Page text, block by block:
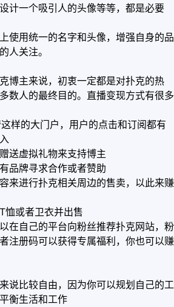
计一个吸引人的头像等等，都是必要
使用统一的名字和头像，增强自身的品
人关注。
博主来说，初衷一定都是对扑克的热
数人的最终目的。直播变现方式有很多
样的大门户，用户的点击和订阅都有
送虚拟礼物来支持博主
品牌寻求合作或者赞助
来进行扑克相关周边的售卖，以此来赚
恤或者卫衣并出售
在自己的平台向粉丝推荐扑克网站，粉
注册码可以获得专属福利，你也可以赚
说比较自由，因为你可以规划自己的工
衡生活和工作